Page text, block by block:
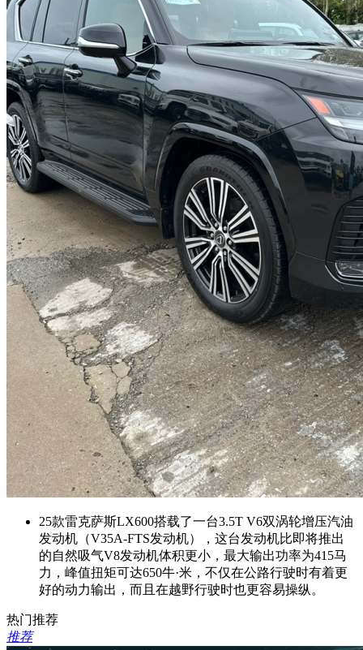
25款雷克萨斯LX600搭载了一台3.5T V6双涡轮增压汽油
发动机（V35A-FTS发动机），这台发动机比即将推出
的自然吸气V8发动机体积更小，最大输出功率为415马
力，峰值扭矩可达650牛·米，不仅在公路行驶时有着更
好的动力输出，而且在越野行驶时也更容易操纵。
热门推荐
推荐